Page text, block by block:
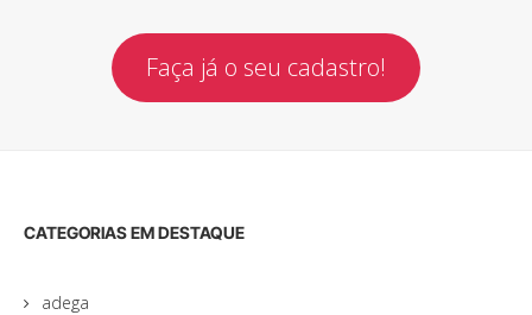
Faça já o seu cadastro!
CATEGORIAS EM DESTAQUE
adega